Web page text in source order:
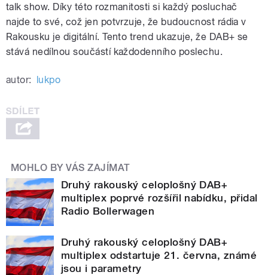
talk show. Díky této rozmanitosti si každý posluchač
najde to své, což jen potvrzuje, že budoucnost rádia v
Rakousku je digitální. Tento trend ukazuje, že DAB+ se
stává nedílnou součástí každodenního poslechu.
autor: lukpo
MOHLO BY VÁS ZAJÍMAT
Druhý rakouský celoplošný DAB+
multiplex poprvé rozšířil nabídku, přidal
Radio Bollerwagen
Druhý rakouský celoplošný DAB+
multiplex odstartuje 21. června, známé
jsou i parametry